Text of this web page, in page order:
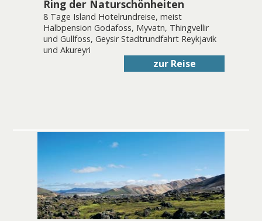
Ring der Naturschönheiten
8 Tage Island Hotelrundreise, meist
Halbpension Godafoss, Myvatn, Thingvellir
und Gullfoss, Geysir Stadtrundfahrt Reykjavik
und Akureyri
zur Reise